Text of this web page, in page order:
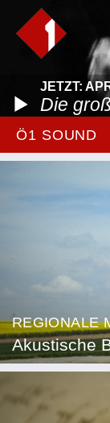
JETZT:
Die
Ö1 SOUND
REGIONALE
Akustische